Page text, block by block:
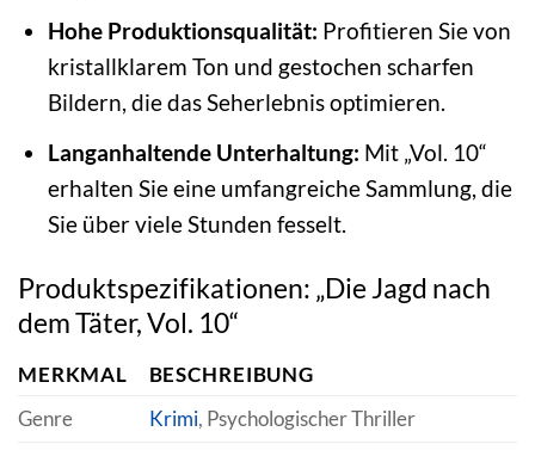
Hohe Produktionsqualität: Profitieren Sie von
kristallklarem Ton und gestochen scharfen
Bildern, die das Seherlebnis optimieren.
Langanhaltende Unterhaltung: Mit „Vol. 10“
erhalten Sie eine umfangreiche Sammlung, die
Sie über viele Stunden fesselt.
Produktspezifikationen: „Die Jagd nach
dem Täter, Vol. 10“
MERKMAL
BESCHREIBUNG
Genre
Krimi, Psychologischer Thriller